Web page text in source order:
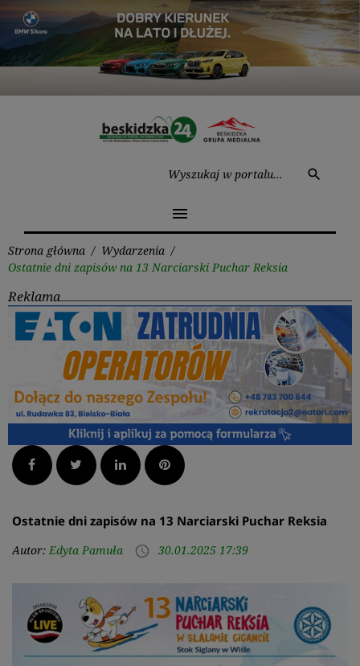
Przejdź
treści
search
menu
Strona główna / Wydarzenia /
Ostatnie dni zapisów na 13 Narciarski Puchar Reksia
Reklama
Facebook Twitter LinkedInPinterest
Ostatnie dni zapisów na 13 Narciarski Puchar Reksia
Autor: Edyta Pamuła access_time 30.01.2025 17:39